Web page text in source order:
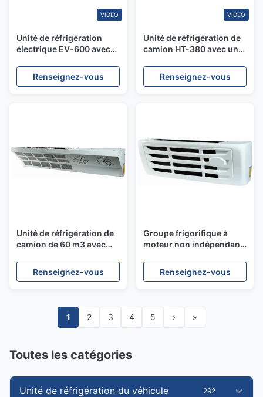
VIDEO
Unité de réfrigération
électrique EV-600 avec
refroidissement de 5750
W IP67 Condensateur
Renseignez-vous
VIDEO
Unité de réfrigération de
camion HT-380 avec un
condensateur à débit
parallèle et compresseur
Renseignez-vous
Unité de réfrigération de
camion de 60 m3 avec
dégivrage de gaz chaud
Renseignez-vous
Groupe frigorifique à
moteur non indépendant
pour camions réfrigérés
de 40 m³
Renseignez-vous
1 2 3 4 5 › »
Toutes les catégories
Unité de réfrigération du véhicule 292